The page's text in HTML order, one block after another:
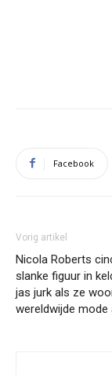
Facebook
Vorig artikel
Nicola Roberts
slanke figuur in
jas jurk als ze
wereldwijde mode